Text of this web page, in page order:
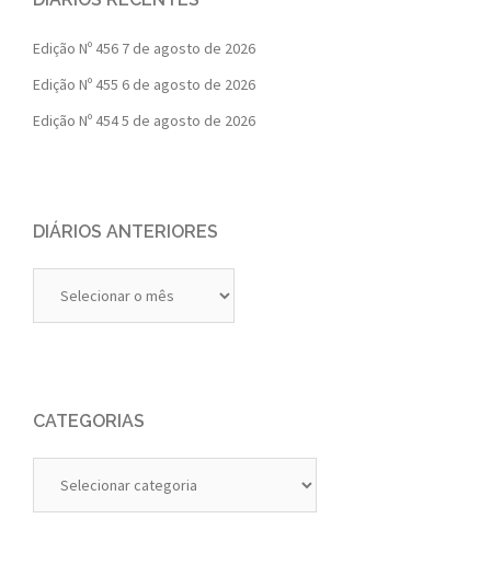
Edição Nº 456 7 de agosto de 2026
Edição Nº 455 6 de agosto de 2026
Edição Nº 4545 de agosto de 2026
DIÁRIOS ANTERIORES
Anteriores
CATEGORIAS